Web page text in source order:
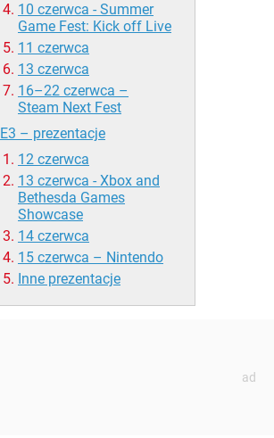
10 czerwca - Summer
Game Fest: Kick off Live
11 czerwca
13 czerwca
16–22 czerwca –
Steam Next Fest
E3 – prezentacje
12 czerwca
13 czerwca - Xbox and
Bethesda Games
Showcase
14 czerwca
15 czerwca – Nintendo
Inne prezentacje